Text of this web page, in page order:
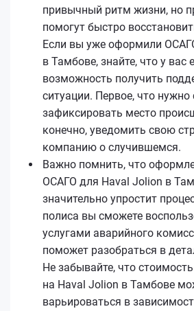
привычный ритм жизни, но
помогут быстро
Если вы уже оформили
в Тамбове, знайте, что у вас
возможность получить
ситуации. Первое, что нужно
зафиксировать место
конечно, уведомить свою
компанию о случившемся.
Важно помнить, что
ОСАГО для Haval Jolion в
значительно упростит
полиса вы сможете
услугами аварийного
поможет разобраться в
Не забывайте, что
на Haval Jolion в Тамбове
варьироваться в